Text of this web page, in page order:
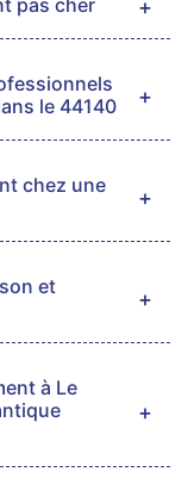
pas cher
le 44140
chez une
et
à Le